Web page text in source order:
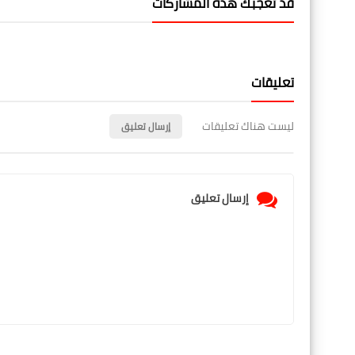
تعليقات
ليست هناك تعليقات إرسال تعليق
إرسال تعليق